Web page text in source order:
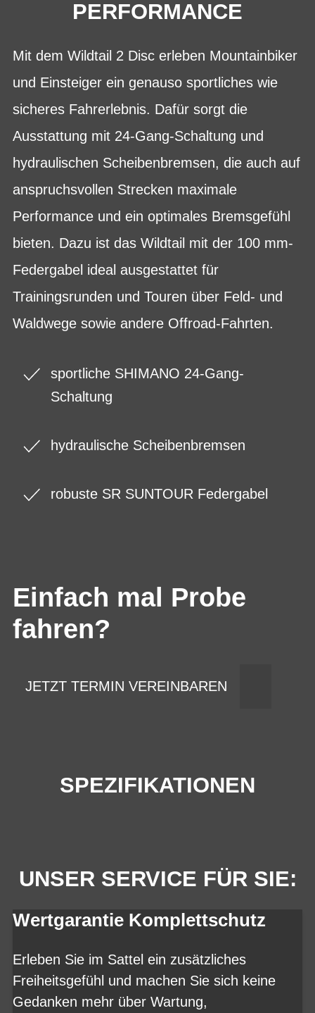
PERFORMANCE
Mit dem Wildtail 2 Disc erleben Mountainbiker
und Einsteiger ein genauso sportliches wie
sicheres Fahrerlebnis. Dafür sorgt die
Ausstattung mit 24-Gang-Schaltung und
hydraulischen Scheibenbremsen, die auch auf
anspruchsvollen Strecken maximale
Performance und ein optimales Bremsgefühl
bieten. Dazu ist das Wildtail mit der 100 mm-
Federgabel ideal ausgestattet für
Trainingsrunden und Touren über Feld- und
Waldwege sowie andere Offroad-Fahrten.
sportliche SHIMANO 24-Gang-
Schaltung
hydraulische Scheibenbremsen
robuste SR SUNTOUR Federgabel
Einfach mal Probe
fahren?
JETZT TERMIN VEREINBAREN
SPEZIFIKATIONEN
UNSER SERVICE FÜR SIE:
Wertgarantie Komplettschutz
Erleben Sie im Sattel ein zusätzliches
Freiheitsgefühl und machen Sie sich keine
Gedanken mehr über Wartung,